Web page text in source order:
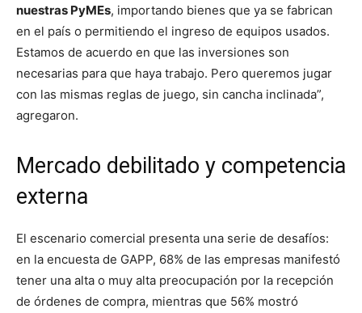
nuestras PyMEs, importando bienes que ya se fabrican
en el país o permitiendo el ingreso de equipos usados.
Estamos de acuerdo en que las inversiones son
necesarias para que haya trabajo. Pero queremos jugar
con las mismas reglas de juego, sin cancha inclinada”,
agregaron.
Mercado debilitado y competencia
externa
El escenario comercial presenta una serie de desafíos:
en la encuesta de GAPP, 68% de las empresas manifestó
tener una alta o muy alta preocupación por la recepción
de órdenes de compra, mientras que 56% mostró